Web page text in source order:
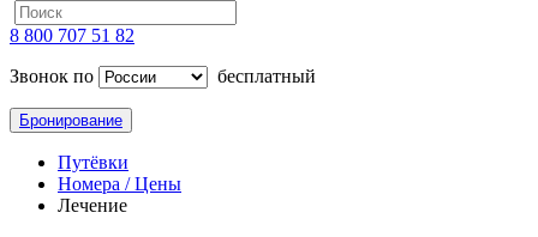
8 800 707 51 82
Звонок по
бесплатный
Бронирование
Путёвки
Номера / Цены
Лечение